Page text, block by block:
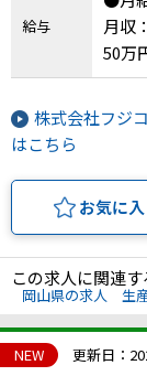
給与
月収
50万
株式会社フジ
はこちら
お気に
この求人に関連
岡山県の求人 生
NEW 更新日：